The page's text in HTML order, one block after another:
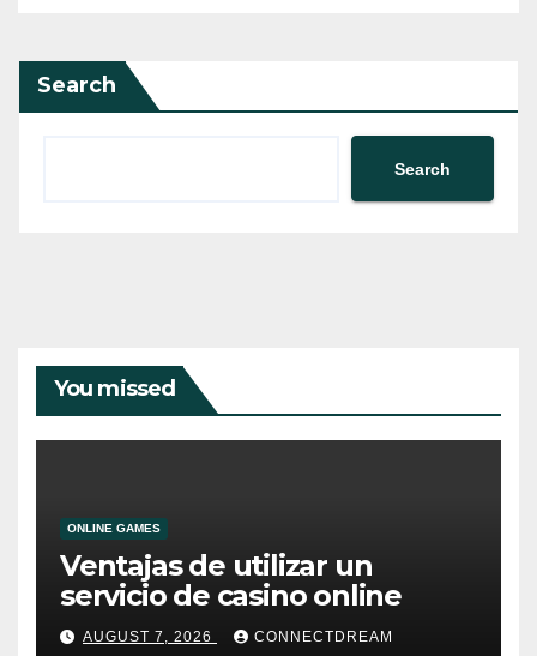
Search
Search
You missed
ONLINE GAMES
Ventajas de utilizar un
servicio de casino online
AUGUST 7, 2026 CONNECTDREAM